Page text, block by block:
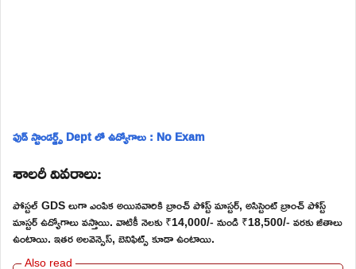
ఫుడ్ స్టాండర్డ్స్ Dept లో ఉద్యోగాలు : No Exam
శాలరీ వివరాలు:
పోస్టల్ GDS లుగా ఎంపిక అయినవారికి బ్రాంచ్ పోస్ట్ మాస్టర్, అసిస్టెంట్ బ్రాంచ్ పోస్ట్
మాస్టర్ ఉద్యోగాలు వస్తాయి. వాటికీ నెలకు ₹14,000/- నుండి ₹18,500/- వరకు జీతాలు
ఉంటాయి. ఇతర అలవెన్సెస్, బెనిఫిట్స్ కూడా ఉంటాయి.